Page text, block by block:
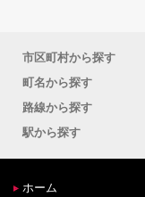
市区町村から探す
町名から探す
路線から探す
駅から探す
ホーム